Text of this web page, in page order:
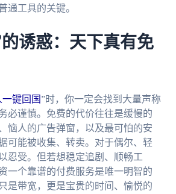
通工具的关键。
的诱惑：天下真有免
键回国”时，你一定会找到大量声称
必谨慎。免费的代价往往是缓慢的
恼人的广告弹窗，以及最可怕的安
能被收集、转卖。对于偶尔、轻
忍受。但若想稳定追剧、顺畅工
一个靠谱的付费服务是唯一明智的
是带宽，更是宝贵的时间、愉悦的